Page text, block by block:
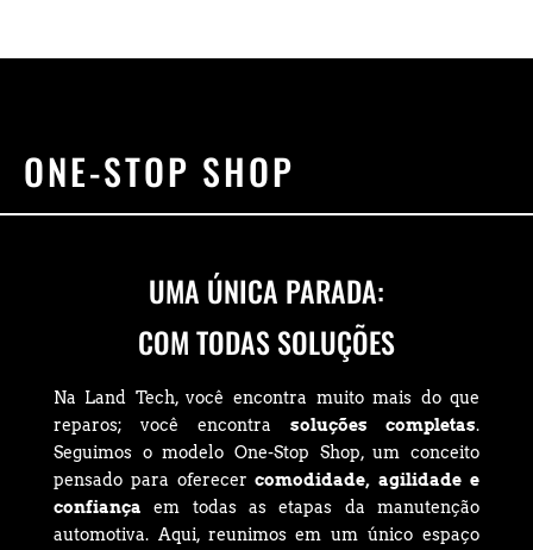
ONE-STOP SHOP
UMA ÚNICA PARADA:
COM TODAS SOLUÇÕES
Na Land Tech, você encontra muito mais do que
reparos; você encontra soluções completas.
Seguimos o modelo One-Stop Shop, um conceito
pensado para oferecercomodidade, agilidade e
confiança em todas as etapas da manutenção
automotiva. Aqui, reunimos em um único espaço